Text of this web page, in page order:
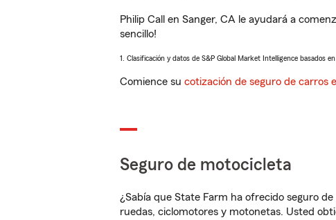
Philip Call en Sanger, CA le ayudará a
sencillo!
1. Clasificación y datos de S&P Global Market Intelligence basados
Comience su cotización de seguro de carros
Seguro de motocicleta
¿Sabía que State Farm ha ofrecido seguro
ruedas, ciclomotores y motonetas. Usted